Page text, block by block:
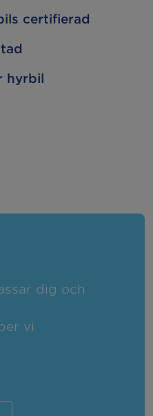
certifierad
hyrbil
dig och
vi